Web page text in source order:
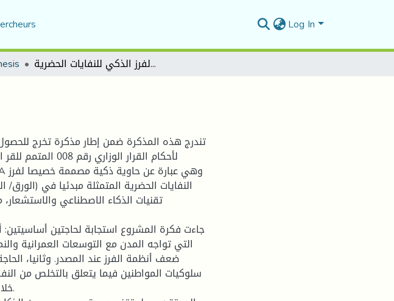
Log In
الجمع والفرز الذكي للنفايات الحضرية
تندرج هذه المذكرة ضمن إطار مذكرة تخرج
النفايات الحضرية المتمثلة مبدئيا في (الورق/
تقنيات الذكاء الاصطناعي
جاءت فكرة المشروع استجابة لحاجتين أساسيتين:
التي تواجه المدن مع التوسعات العمرانية
ضعف أنظمة الفرز عند المصدر. وثانيا،
سلوكيات المواطنين فيما يتعلق بالتخلص من